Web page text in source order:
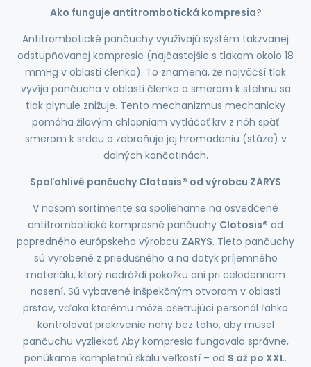
Ako funguje antitrombotická kompresia?
Antitrombotické pančuchy využívajú systém takzvanej
odstupňovanej kompresie (najčastejšie s tlakom okolo 18
mmHg v oblasti členka). To znamená, že najväčší tlak
vyvíja pančucha v oblasti členka a smerom k stehnu sa
tlak plynule znižuje. Tento mechanizmus mechanicky
pomáha žilovým chlopniam vytláčať krv z nôh späť
smerom k srdcu a zabraňuje jej hromadeniu (stáze) v
dolných končatinách.
Spoľahlivé pančuchy Clotosis® od výrobcu ZARYS
V našom sortimente sa spoliehame na osvedčené
antitrombotické kompresné pančuchy Clotosis® od
popredného európskeho výrobcu ZARYS. Tieto pančuchy
sú vyrobené z priedušného a na dotyk príjemného
materiálu, ktorý nedráždi pokožku ani pri celodennom
nosení. Sú vybavené inšpekčným otvorom v oblasti
prstov, vďaka ktorému môže ošetrujúci personál ľahko
kontrolovať prekrvenie nohy bez toho, aby musel
pančuchu vyzliekať. Aby kompresia fungovala správne,
ponúkame kompletnú škálu veľkostí – od S až po XXL.